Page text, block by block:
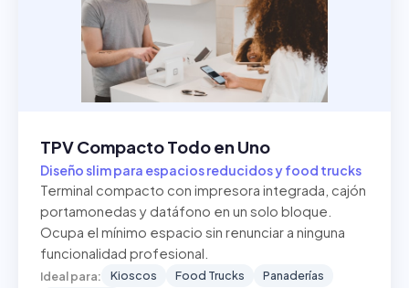
TPV Compacto Todo en Uno
Diseño slim para espacios reducidos y food trucks
Terminal compacto con impresora integrada, cajón
portamonedas y datáfono en un solo bloque.
Ocupa el mínimo espacio sin renunciar a ninguna
funcionalidad profesional.
Ideal para: Kioscos Food Trucks
Panaderías